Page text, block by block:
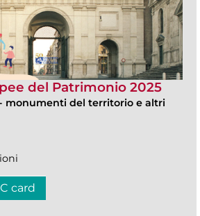
del Patrimonio 2025
monumenti del territorio e altri
card